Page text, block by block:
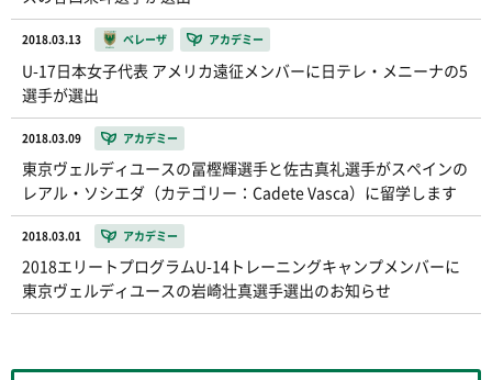
2018.03.13 ベレーザ アカデミー
U-17日本女子代表 アメリカ遠征メンバーに日テレ・メニーナの5
選手が選出
2018.03.09 アカデミー
東京ヴェルディユースの冨樫輝選手と佐古真礼選手がスペインの
レアル・ソシエダ（カテゴリー：Cadete Vasca）に留学します
2018.03.01 アカデミー
2018エリートプログラムU-14トレーニングキャンプメンバーに
東京ヴェルディユースの岩崎壮真選手選出のお知らせ